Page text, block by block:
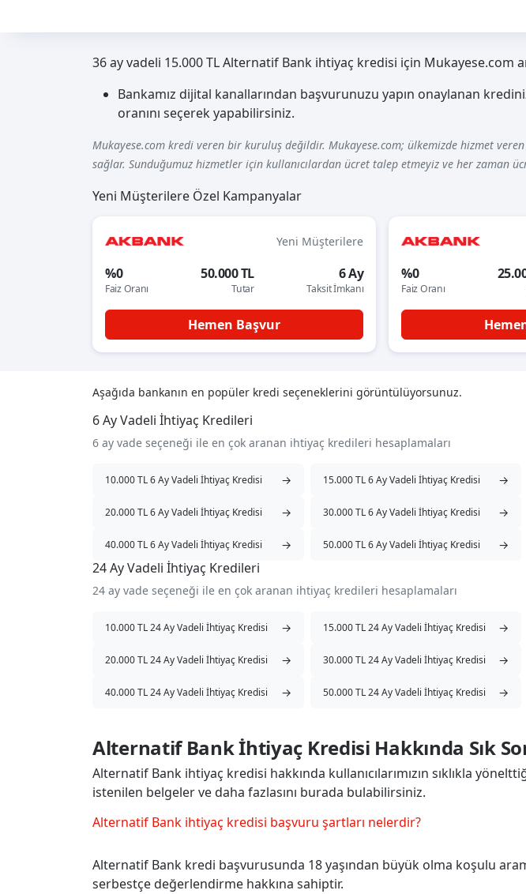
36 ay vadeli 15.000 TL Alternatif Bank ihtiyaç kredisi için Mukayese.com
Bankamız dijital kanallarından başvurunuzu yapın onaylanan
oranını seçerek yapabilirsiniz.
Mukayese.com kredi veren bir kuruluş değildir. Mukayese.com; ülkemizde hizmet
sağlar. Sunduğumuz hizmetler için kullanıcılardan ücret talep etmeyiz ve her zaman
Yeni Müşterilere Özel Kampanyalar
Yeni Müşterilere
%0
Faiz Oranı
50.000 TL
Tutar
6 Ay
Taksit İmkanı
Hemen Başvur
%0
Faiz Oranı
Aşağıda bankanın en popüler kredi seçeneklerini görüntülüyorsunuz.
6 Ay Vadeli İhtiyaç Kredileri
6 ay vade seçeneği ile en çok aranan ihtiyaç kredileri hesaplamaları
10.000 TL 6 Ay Vadeli İhtiyaç Kredisi → 15.000 TL 6 Ay Vadeli İhtiyaç Kredisi →
20.000 TL 6 Ay Vadeli İhtiyaç Kredisi → 30.000 TL 6 Ay Vadeli İhtiyaç Kredisi →
40.000 TL 6 Ay Vadeli İhtiyaç Kredisi → 50.000 TL 6 Ay Vadeli İhtiyaç Kredisi →
24 Ay Vadeli İhtiyaç Kredileri
24 ay vade seçeneği ile en çok aranan ihtiyaç kredileri hesaplamaları
10.000 TL 24 Ay Vadeli İhtiyaç Kredisi → 15.000 TL 24 Ay Vadeli İhtiyaç Kredisi →
20.000 TL 24 Ay Vadeli İhtiyaç Kredisi → 30.000 TL 24 Ay Vadeli İhtiyaç Kredisi →
40.000 TL 24 Ay Vadeli İhtiyaç Kredisi → 50.000 TL 24 Ay Vadeli İhtiyaç Kredisi →
Alternatif Bank İhtiyaç Kredisi Hakkında Sık
Alternatif Bank ihtiyaç kredisi hakkında kullanıcılarımızın sıklıkla
istenilen belgeler ve daha fazlasını burada bulabilirsiniz.
Alternatif Bank ihtiyaç kredisi başvuru şartları nelerdir?
Alternatif Bank kredi başvurusunda 18 yaşından büyük olma koşulu
serbestçe değerlendirme hakkına sahiptir.